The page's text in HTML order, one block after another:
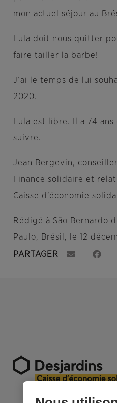
mon actuel séjour au
Lula doit nous quitter
faire tailler la barbe!
J’ai le temps de lui
2020.
Lula est libre. Il a 74
suivre.
Jean Bergevin,
Finance solidaire et
Caisse d’économie
Rédigé à São Bernardo
Paulo, Brésil, le 12
PARTAGER